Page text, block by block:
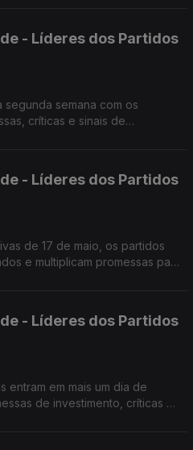
- Líderes dos Partidos
segunda semana com os
críticas e sinais de
- Líderes dos Partidos
de 17 de maio, os partidos
e multiplicam promessas para
- Líderes dos Partidos
entram em mais um dia de
de investimento, críticas à